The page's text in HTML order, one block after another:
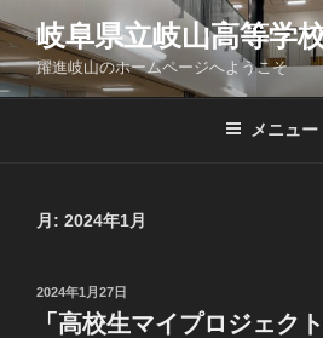
ン
テ
ン
岐阜県立岐山高等学
躍進岐山のホームページへようこそ
メニュー
月: 2024年1月
投
2024年1月27日
「高校生マイプロジェ